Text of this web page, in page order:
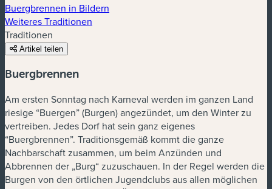
Buergbrennen in Bildern
Weiteres Traditionen
Traditionen
Artikel teilen
Buergbrennen
Am ersten Sonntag nach Karneval werden im ganzen Land
riesige “Buergen” (Burgen) angezündet, um den Winter zu
vertreiben. Jedes Dorf hat sein ganz eigenes
“Buergbrennen”. Traditionsgemäß kommt die ganze
Nachbarschaft zusammen, um beim Anzünden und
Abbrennen der „Burg“ zuzuschauen. In der Regel werden die
Burgen von den örtlichen Jugendclubs aus allen möglichen